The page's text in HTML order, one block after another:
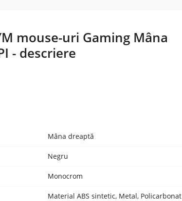
mouse-uri Gaming Mâna
- descriere
Mâna dreaptă
Negru
Monocrom
Material ABS sintetic, Metal, Policarbonat